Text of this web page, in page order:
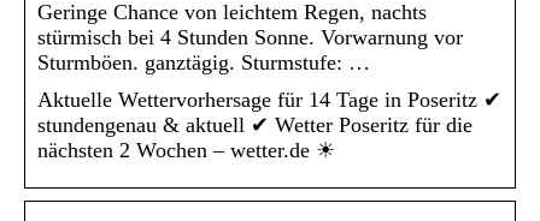
Geringe Chance von leichtem Regen, nachts
stürmisch bei 4 Stunden Sonne. Vorwarnung vor
Sturmböen. ganztägig. Sturmstufe: …
Aktuelle Wettervorhersage für 14 Tage in Poseritz ✔
stundengenau & aktuell ✔ Wetter Poseritz für die
nächsten 2 Wochen – wetter.de ☀